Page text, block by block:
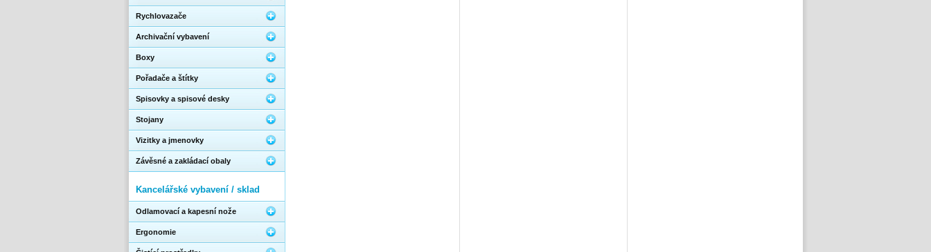
Rychlovazače
Archivační vybavení
Boxy
Pořadače a štítky
Spisovky a spisové desky
Stojany
Vizitky a jmenovky
Závěsné a zakládací obaly
Kancelářské vybavení / sklad
Odlamovací a kapesní nože
Ergonomie